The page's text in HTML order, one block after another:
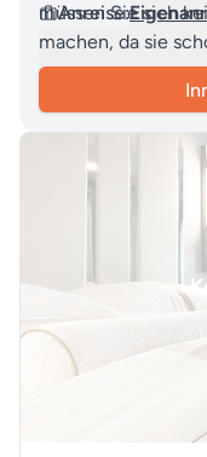
müssen Sie sich
machen, da sie
Anreise: